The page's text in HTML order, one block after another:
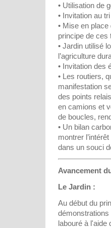
• Utilisation de
• Invitation au
• Mise en
principe de ces
• Jardin utilisé
l’agriculture
• Invitation des
• Les routiers,
manifestation
des points
en camions et
de boucles,
• Un bilan
montrer
dans un souci
Avancement
Le Jardin :
Au début du
démonstrations
labouré à